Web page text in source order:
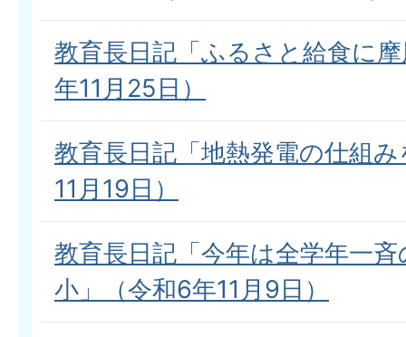
教育長日記「ふるさと給食に
年11月25日）
教育長日記「地熱発電の仕組
11月19日）
教育長日記「今年は全学年一
小」（令和6年11月9日）